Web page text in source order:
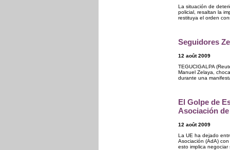
La situación de
policial, resaltan la
restituya el orden
Seguidores
12 août 2009
TEGUCIGALPA
Manuel Zelaya,
durante una
El Golpe de
Asociación
12 août 2009
La UE ha dejado
Asociación (AdA)
esto implica negociar